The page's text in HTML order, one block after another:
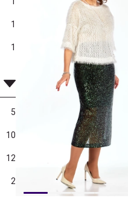
1
1
5
10
12
2